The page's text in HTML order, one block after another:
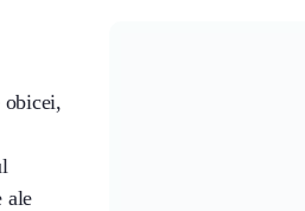
obicei,
ale